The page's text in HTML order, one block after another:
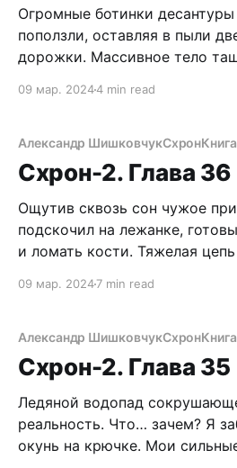
Огромные ботинки
поползли, оставляя в пыли
дорожки. Массивное тело
Неужто, я так сильно его
даже силикатные кирпичи, он
здесь не
09 мар. 20244 min read
Александр ШишковчукСхрон
Схрон-2. Глава 36
Ощутив сквозь сон чужое
подскочил на лежанке,
и ломать кости. Тяжелая
что в сновидении как раз
свои зоркие глаза, темнота
Я видел только черную
09 мар. 20247 min read
Александр ШишковчукСхрон
Схрон-2. Глава 35
Ледяной водопад
реальность. Что… зачем? Я
окунь на крючке. Мои